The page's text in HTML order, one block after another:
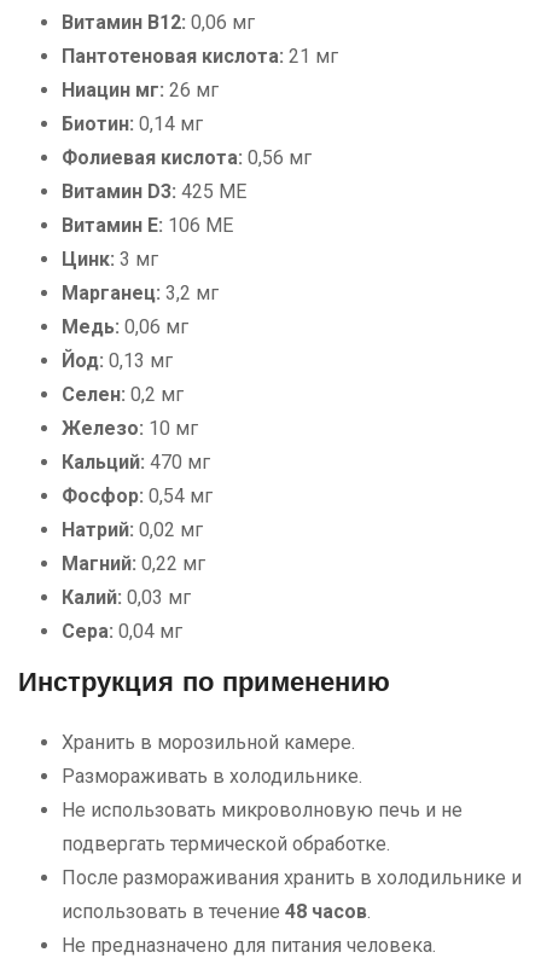
Витамин В12: 0,06 мг
Пантотеновая кислота: 21 мг
Ниацин мг: 26 мг
Биотин: 0,14 мг
Фолиевая кислота: 0,56 мг
Витамин D3: 425 МЕ
Витамин Е: 106 МЕ
Цинк: 3 мг
Марганец: 3,2 мг
Медь: 0,06 мг
Йод: 0,13 мг
Селен: 0,2 мг
Железо: 10 мг
Кальций: 470 мг
Фосфор: 0,54 мг
Натрий: 0,02 мг
Магний: 0,22 мг
Калий: 0,03 мг
Сера: 0,04 мг
Инструкция по применению
Хранить в морозильной камере.
Размораживать в холодильнике.
Не использовать микроволновую печь и не
подвергать термической обработке.
После размораживания хранить в холодильнике и
использовать в течение 48 часов
Не предназначено для питания человека.